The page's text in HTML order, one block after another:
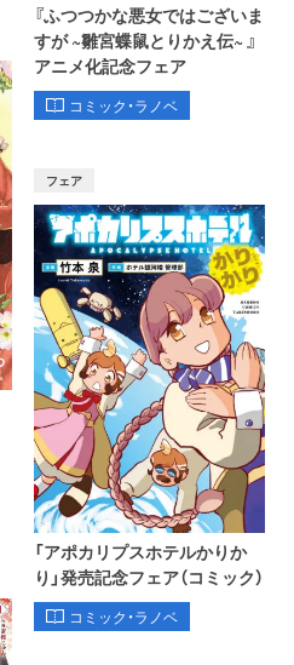
『ふつつかな悪女ではございま
すが ~雛宮蝶鼠とりかえ伝~ 』
アニメ化記念フェア
コミック・ラノベ
フェア
「アポカリプスホテルかりか
り」発売記念フェア（コミック）
コミック・ラノベ